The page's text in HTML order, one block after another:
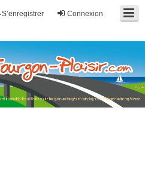
Connexion
S’enregistrer
utilisateurs de fourgons, fourgons
Partagez votre expérience.